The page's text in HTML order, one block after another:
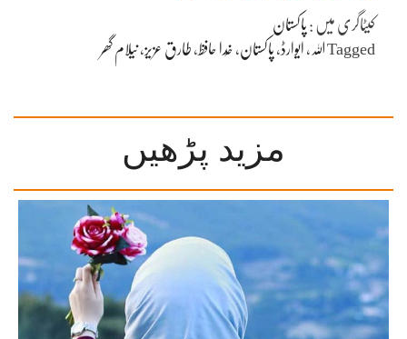
کیٹاگری میں : پاکستان
Taggedاللہ ، ایوارڈ، پاکستان، خُدا حافظ، طارق عزیز،نیلام گھر
مزید پڑھیں